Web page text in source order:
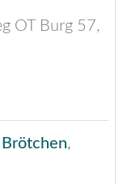
OT Burg 57,
Brötchen,